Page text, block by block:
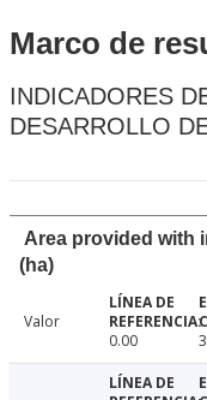
Marco de
INDICADORES
DESARROLLO
Area provided with
(ha)
Valor
0.00